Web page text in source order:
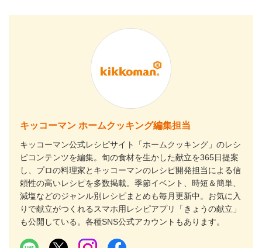
キッコーマン ホームクッキング編集担当
キッコーマン公式レシピサイト「ホームクッキング」のレシ
ピコンテンツを編集。旬の食材を生かした献立を365日提案
し、プロの料理家とキッコーマンのレシピ開発担当による信
頼性の高いレシピを多数掲載。季節イベント、時短＆簡単、
減塩などのジャンル別レシピまとめも毎月更新中。お気に入
りで献立がつくれるスマホ用レシピアプリ「きょうの献立」
も公開している。各種SNS公式アカウントもあります。